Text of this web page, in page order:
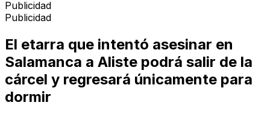
Publicidad
Publicidad
El etarra que intentó asesinar en
Salamanca a Aliste podrá salir de la
cárcel y regresará únicamente para
dormir